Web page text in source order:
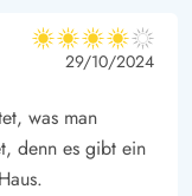
eure Angel
4 von 5
4 von 5
4 out of 5
29/10/2024
was man
denn es gibt ein